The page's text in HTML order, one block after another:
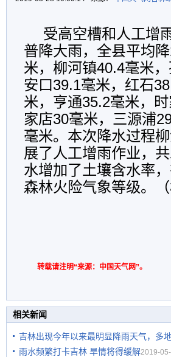
受高空槽和人工增
普降大雨，全县平均
米，柳河镇40.4毫米
安口39.1毫米，红石
米，亨通35.2毫米，
家店30毫米，三源浦
毫米。本次降水过程
展了人工增雨作业，
水增加了土壤含水率
森林火险气象等级。（
转载请注明“来源：中国天气网”。
相关新闻
吉林出现今年以来最明显降雨天气，多
雨水频繁打卡吉林 旱情将得缓解2019-